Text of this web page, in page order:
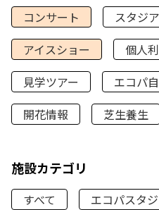
コンサート
スタジ
アイスショー
個人
見学ツアー
エコパ
開花情報
芝生養生
施設カテゴリ
すべて エコパスタ